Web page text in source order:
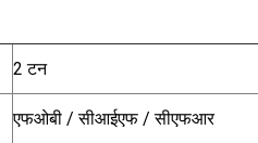
2 टन
एफओबी / सीआईएफ / सीएफआर